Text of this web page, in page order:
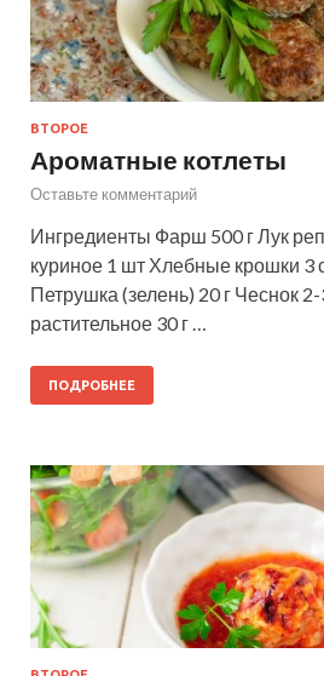
ВТОРОЕ
Ароматные котлеты
Оставьте комментарий
Ингредиенты Фарш 500 г Лук
куриное 1 шт Хлебные крошки 3
Петрушка (зелень) 20 г Чеснок
растительное 30 г …
ПОДРОБНЕЕ